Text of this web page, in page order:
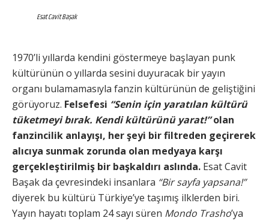
Esat Cavit Başak
1970’li yıllarda kendini göstermeye başlayan punk
kültürünün o yıllarda sesini duyuracak bir yayın
organı bulamamasıyla fanzin kültürünün de geliştiğini
görüyoruz. Felsefesi “Senin için yaratılan kültürü
tüketmeyi bırak. Kendi kültürünü yarat!”olan
fanzincilik anlayışı, her şeyi bir filtreden geçirerek
alıcıya sunmak zorunda olan medyaya karşı
gerçekleştirilmiş bir başkaldırı aslında. Esat Cavit
Başak da çevresindeki insanlara “Bir sayfa yapsana!”
diyerek bu kültürü Türkiye’ye taşımış ilklerden biri.
Yayın hayatı toplam 24 sayı süren Mondo Trasho’ya